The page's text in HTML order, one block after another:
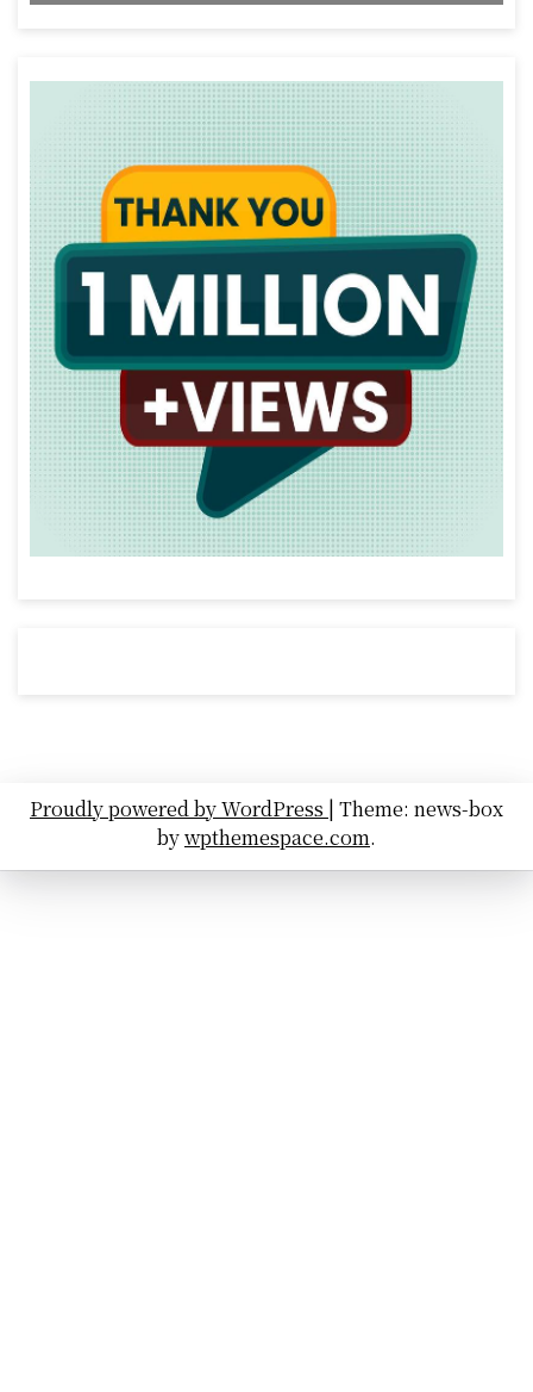
Proudly powered by WordPress | Theme: news-box
bywpthemespace.com.